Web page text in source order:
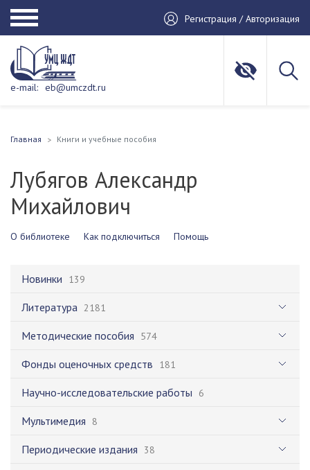
Регистрация / Авторизация
e-mail: eb@umczdt.ru
Главная Книги и учебные пособия
Лубягов Александр
Михайлович
О библиотеке Как подключиться Помощь
Новинки 139
Литература 2181
Методические пособия 574
Фонды оценочных средств 181
Научно-исследовательские работы 6
Мультимедия 8
Периодические издания 38